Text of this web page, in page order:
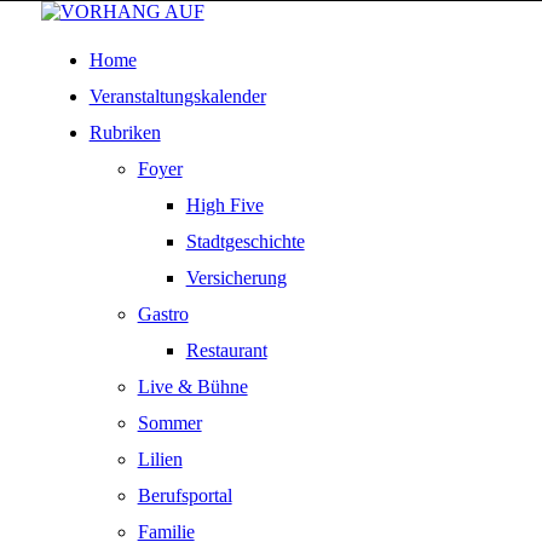
Home
Veranstaltungskalender
Rubriken
Foyer
High Five
Stadtgeschichte
Versicherung
Gastro
Restaurant
Live & Bühne
Sommer
Lilien
Berufsportal
Familie